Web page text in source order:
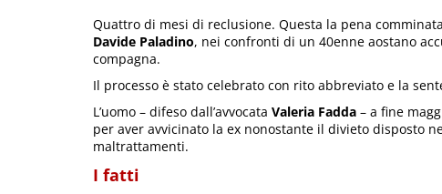
Quattro di mesi di reclusione. Questa la pena
Davide Paladino, nei confronti di un 40enne aostano
compagna.
Il processo è stato celebrato con rito abbreviato e la
L’uomo – difeso dall’avvocata Valeria Fadda – a fine
per aver avvicinato la ex nonostante il divieto disposto
maltrattamenti.
I fatti